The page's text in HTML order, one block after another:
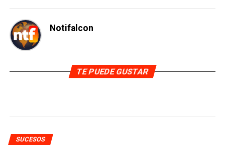
Notifalcon
TE PUEDE GUSTAR
SUCESOS